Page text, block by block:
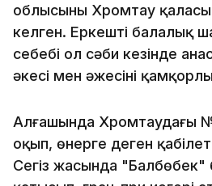
облысының Хромтау
келген. Еркештің балалық
себебі ол сәби кезінде
әкесі мен әжесінің
Алғашында Хромтаудағы
оқып, өнерге деген
Сегіз жасында "Балбөбек"